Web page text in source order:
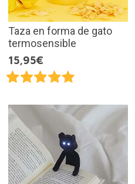
Taza en forma de gato
termosensible
15,95€